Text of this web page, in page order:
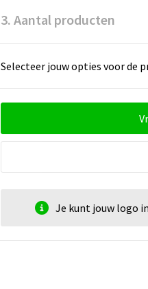
3. Aantal producten
Selecteer jouw opties voor de
Je kunt jouw logo